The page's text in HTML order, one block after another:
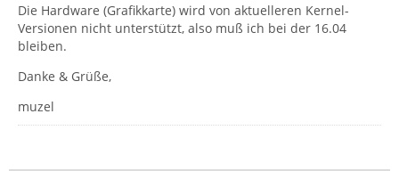
Die Hardware (Grafikkarte) wird von aktuelleren Kernel-
Versionen nicht unterstützt, also muß ich bei der 16.04
bleiben.
Danke & Grüße,
muzel